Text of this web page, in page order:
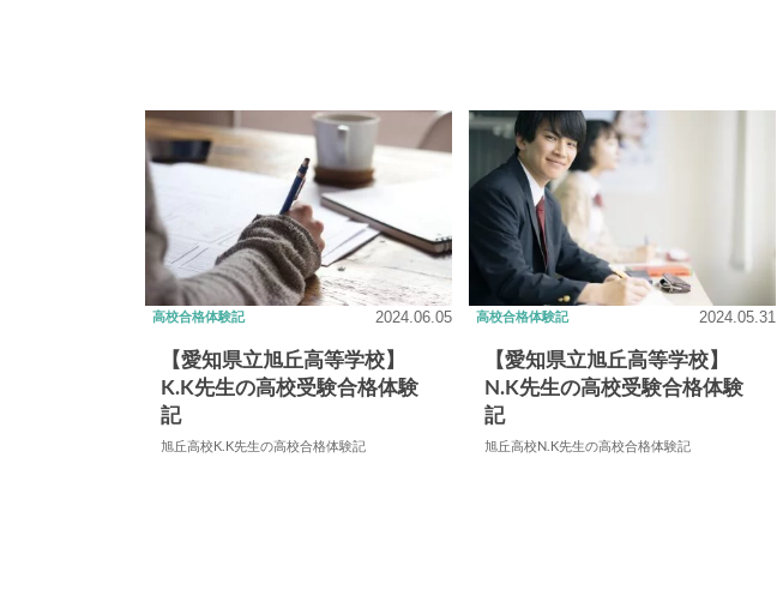
高校合格体験記 2024.06.05
【愛知県立旭丘高等学校】
K.K先生の高校受験合格体験
記
旭丘高校K.K先生の高校合格体験記
高校合格体験記 2024.05.31
【愛知県立旭丘高等学校】
N.K先生の高校受験合格体験
記
旭丘高校N.K先生の高校合格体験記